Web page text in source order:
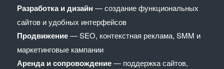
Разработка и дизайн — создание функциональных
сайтов и удобных интерфейсов
Продвижение— SEO, контекстная реклама, SMM и
маркетинговые кампании
Аренда и сопровождение— поддержка сайтов,